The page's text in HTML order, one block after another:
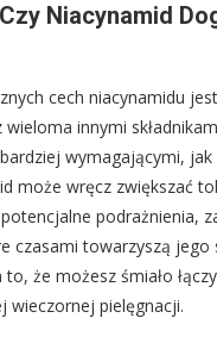
Niacynamid
cech niacynamidu
innymi
wymagającymi, jak
może wręcz zwiększać
podrażnienia,
czasami towarzyszą jego
że możesz śmiało
wieczornej pielęgnacji.